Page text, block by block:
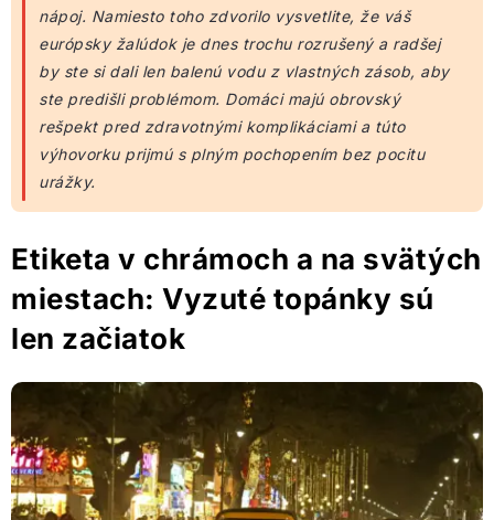
nápoj. Namiesto toho zdvorilo vysvetlite, že váš
európsky žalúdok je dnes trochu rozrušený a radšej
by ste si dali len balenú vodu z vlastných zásob, aby
ste predišli problémom. Domáci majú obrovský
rešpekt pred zdravotnými komplikáciami a túto
výhovorku prijmú s plným pochopením bez pocitu
urážky.
Etiketa v chrámoch a na svätých
miestach: Vyzuté topánky sú
len začiatok